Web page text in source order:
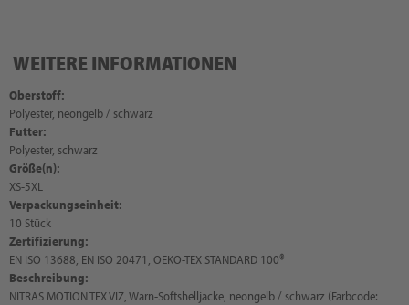
WEITERE INFORMATIONEN
Oberstoff:
Polyester, neongelb / schwarz
Futter:
Polyester, schwarz
Größe(n):
XS-5XL
Verpackungseinheit:
10 Stück
Zertifizierung:
EN ISO 13688, EN ISO 20471, OEKO-TEX STANDARD 100®
Beschreibung:
NITRAS MOTION TEX VIZ, Warn-Softshelljacke, neongelb / schwarz (Farbcode: